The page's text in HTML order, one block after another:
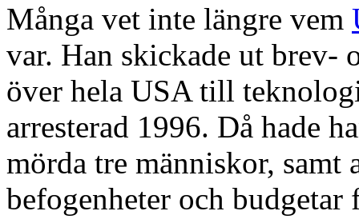
Många vet inte längre vem
var. Han skickade ut brev-
över hela USA till
arresterad 1996. Då hade
mörda tre människor, samt
befogenheter och